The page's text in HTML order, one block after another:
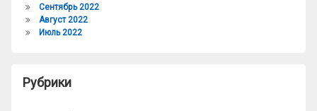
Сентябрь 2022
Август 2022
Июль 2022
Рубрики